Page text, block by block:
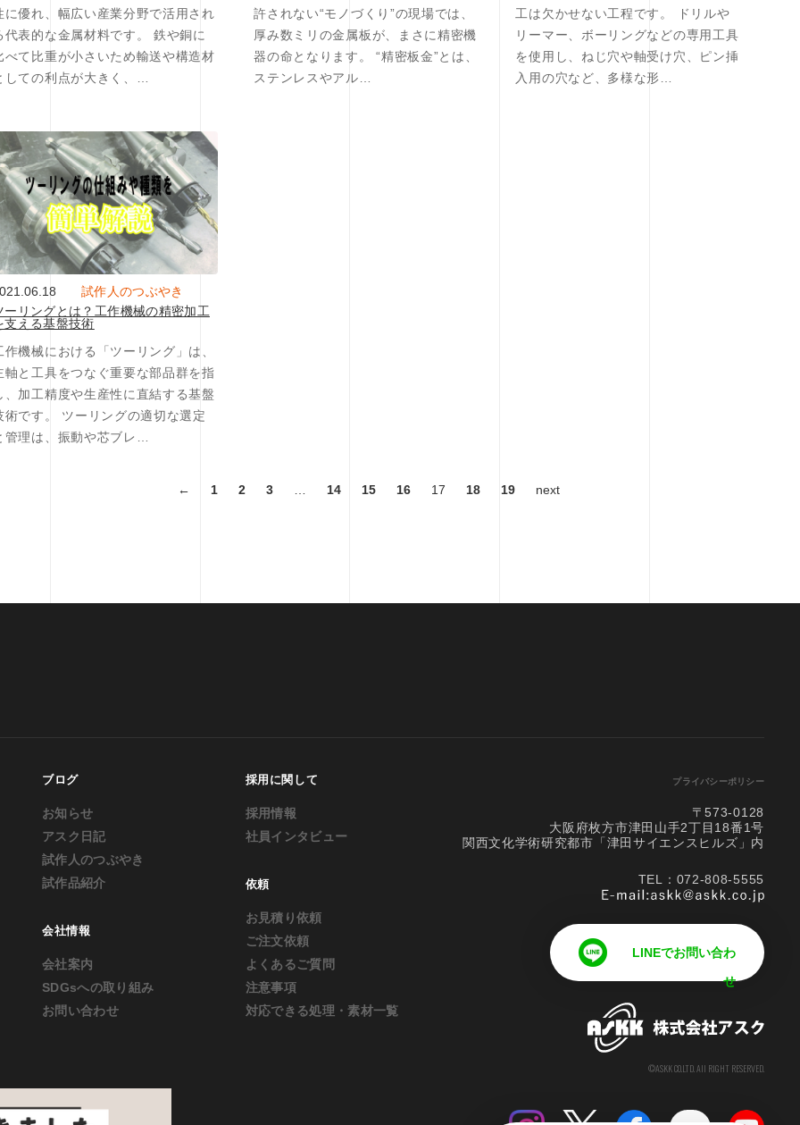
に優れ、幅広い産業分野で活用され
代表的な金属材料です。 鉄や銅に
べて比重が小さいため輸送や構造材
しての利点が大きく、…
許されない“モノづくり”の現場では、
厚み数ミリの金属板が、まさに精密機
器の命となります。 “精密板金”とは、
ステンレスやアル…
工は欠かせない工程です。 ドリルや
リーマー、ボーリングなどの専用工具
を使用し、ねじ穴や軸受け穴、ピン挿
入用の穴など、多様な形…
試作人のつぶやき
ーリングとは？工作機械の精密加工
支える基盤技術
作機械における「ツーリング」は、
軸と工具をつなぐ重要な部品群を指
、加工精度や生産性に直結する基盤
術です。 ツーリングの適切な選定
管理は、振動や芯ブレ…
← 1 2 3 14 15 16 17 18 19 next
ブログ
お知らせ
アスク日記
試作人のつぶやき
試作品紹介
会社情報
会社案内
SDGsへの取り組み
お問い合わせ
採用に関して
採用情報
社員インタビュー
依頼
お見積り依頼
ご注文依頼
よくあるご質問
注意事項
対応できる処理・素材一覧
プライバシーポリシー
〒573-0128
大阪府枚方市津田山手2丁目18番1号
関西文化学術研究都市「津田サイエンスヒルズ」内
TEL：072-808-5555
LINEでお問い合わ
せ
©ASKK CO.LTD. All RIGHT RESERVED.